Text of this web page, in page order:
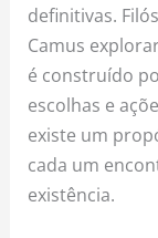
definitivas.
Camus
é construído
escolhas e
existe um
cada um
existência.